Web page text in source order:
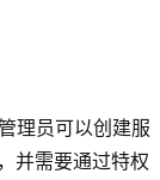
理员可以创建服
并需要通过特权